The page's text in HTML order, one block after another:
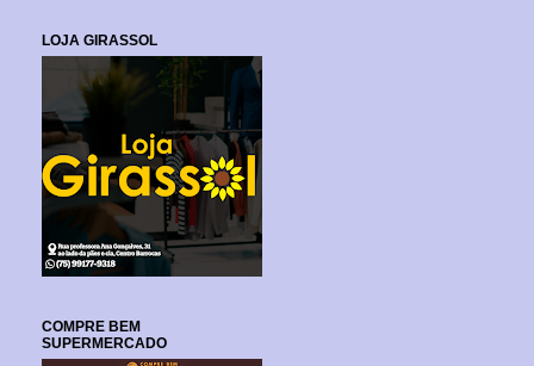
LOJA GIRASSOL
COMPRE BEM
SUPERMERCADO